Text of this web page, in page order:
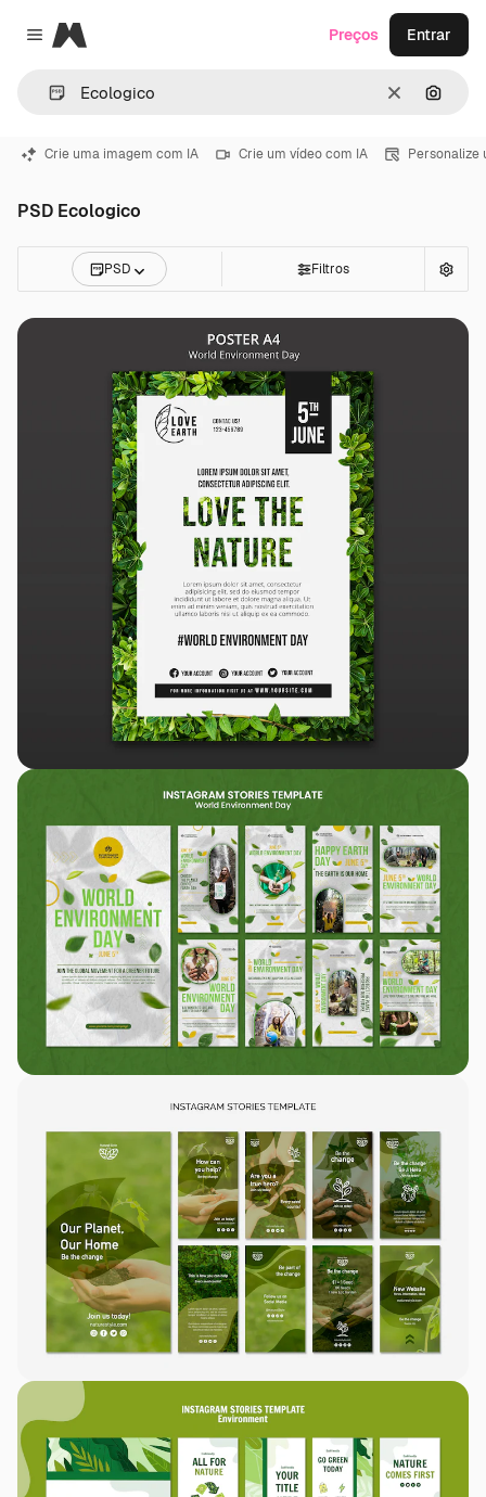
Close menu
Magnific
Limpar
Preços Entrar
Crie uma imagem com IA Crie um vídeo com IA Personalize
PSD Ecologico
PSD Filtros